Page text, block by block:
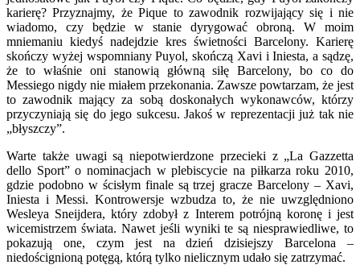
karierę? Przyznajmy, że Pique to zawodnik rozwijający się i nie
wiadomo, czy będzie w stanie dyrygować obroną. W moim
mniemaniu kiedyś nadejdzie kres świetności Barcelony. Karierę
skończy wyżej wspomniany Puyol, skończą Xavi i Iniesta, a sądzę,
że to właśnie oni stanowią główną siłę Barcelony, bo co do
Messiego nigdy nie miałem przekonania. Zawsze powtarzam, że jest
to zawodnik mający za sobą doskonałych wykonawców, którzy
przyczyniają się do jego sukcesu. Jakoś w reprezentacji już tak nie
„błyszczy”.
Warte także uwagi są niepotwierdzone przecieki z „La Gazzetta
dello Sport” o nominacjach w plebiscycie na piłkarza roku 2010,
gdzie podobno w ścisłym finale są trzej gracze Barcelony – Xavi,
Iniesta i Messi. Kontrowersje wzbudza to, że nie uwzględniono
Wesleya Sneijdera, który zdobył z Interem potrójną koronę i jest
wicemistrzem świata. Nawet jeśli wyniki te są niesprawiedliwe, to
pokazują one, czym jest na dzień dzisiejszy Barcelona –
niedoścignioną potęgą, którą tylko nielicznym udało się zatrzymać.